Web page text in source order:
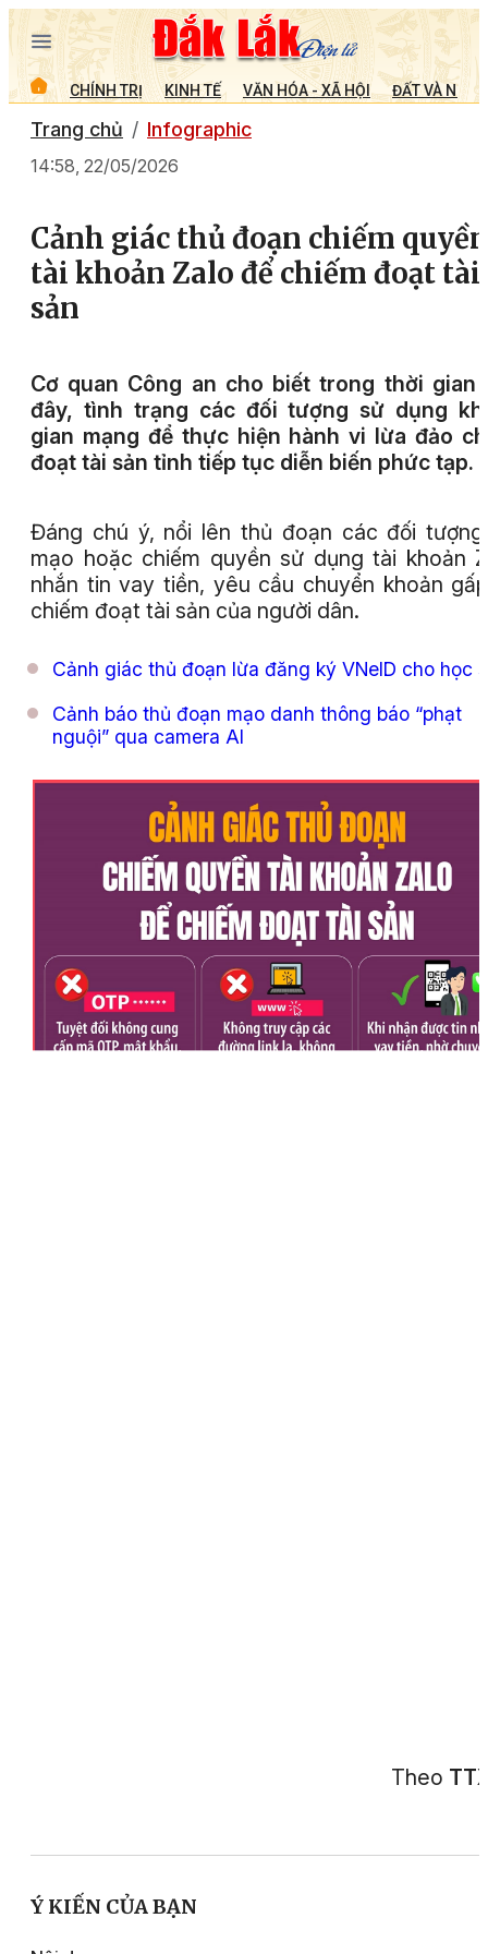
CHÍNH TRỊ KINH TẾ VĂN HÓA - XÃ HỘI ĐẤT VÀ
Trang chủ Infographic
14:58, 22/05/2026
Cảnh giác thủ đoạn chiếm quyền
tài khoản Zalo để chiếm đoạt tài
sản
Cơ quan Công an cho biết trong thời gian
đây, tình trạng các đối tượng sử dụng
gian mạng để thực hiện hành vi lừa đảo
đoạt tài sản tỉnh tiếp tục diễn biến phức tạp.
Đáng chú ý, nổi lên thủ đoạn các đối
mạo hoặc chiếm quyền sử dụng tài khoản
nhắn tin vay tiền, yêu cầu chuyển khoản
chiếm đoạt tài sản của người dân.
Cảnh giác thủ đoạn lừa đăng ký VNeID cho học
Cảnh báo thủ đoạn mạo danh thông báo “phạt
nguội” qua camera AI
Theo
Ý KIẾN CỦA BẠN